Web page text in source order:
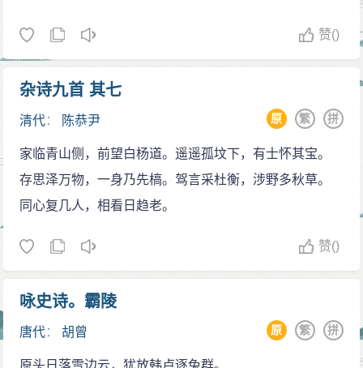
赞()
杂诗九首 其七
清代： 陈恭尹 拼
繁
原
家临青山侧，前望白杨道。遥遥孤坟下，有士怀其宝。
存思泽万物，一身乃先槁。驾言采杜衡，涉野多秋草。
同心复几人，相看日趋老。
赞()
咏史诗。霸陵
唐代：胡曾 拼
繁
原
原头日落雪边云，犹放韩卢逐兔群。